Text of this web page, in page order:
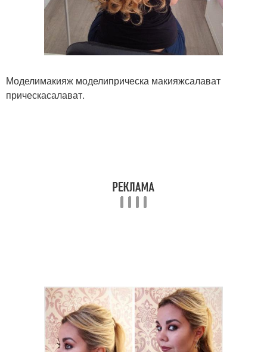
Моделимакияж моделиприческа макияжсалават
прическасалават.